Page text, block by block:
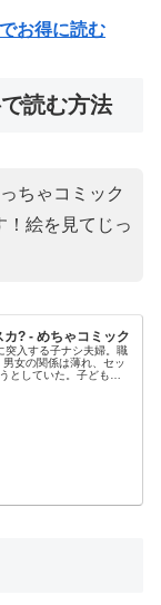
お得に読む
読む方法
ちゃコミック
！絵を見てじっ
カ? - めちゃコミック
突入する子ナシ夫婦。職
女の関係は薄れ、セッ
としていた。子どもが